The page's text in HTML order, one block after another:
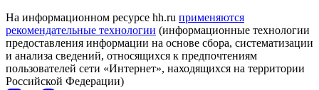
На информационном ресурсе hh.ru применяются
рекомендательные технологии (информационные технологии
предоставления информации на основе сбора, систематизации
и анализа сведений, относящихся к предпочтениям
пользователей сети «Интернет», находящихся на территории
Российской Федерации)